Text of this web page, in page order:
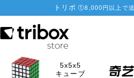
トリボ ①8,000円以上で送
5x5x5
キューブ